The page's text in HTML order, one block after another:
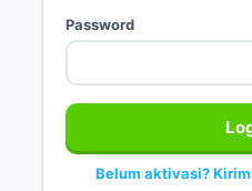
Password
Belum aktivasi?